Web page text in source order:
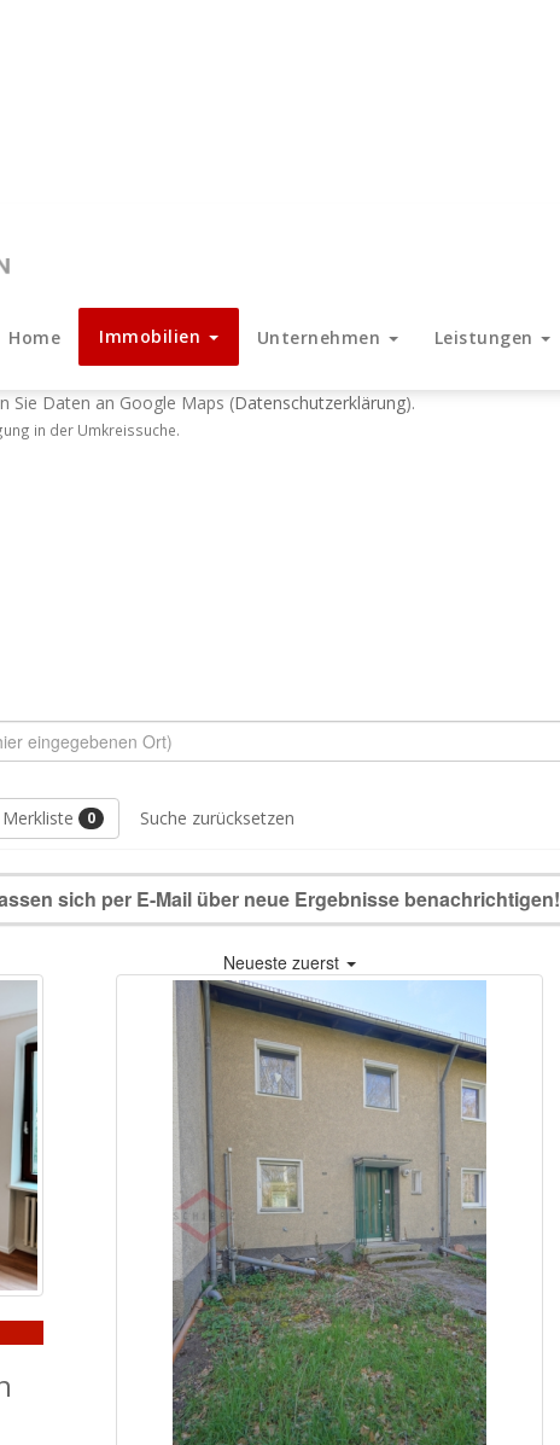
Home Immobilien Unternehmen Leistungen
Sie Daten an Google Maps (Datenschutzerklärung).
in der Umkreissuche.
Merkliste 0 Suche zurücksetzen
sich per E-Mail über neue Ergebnisse benachrichtigen!
Neueste zuerst